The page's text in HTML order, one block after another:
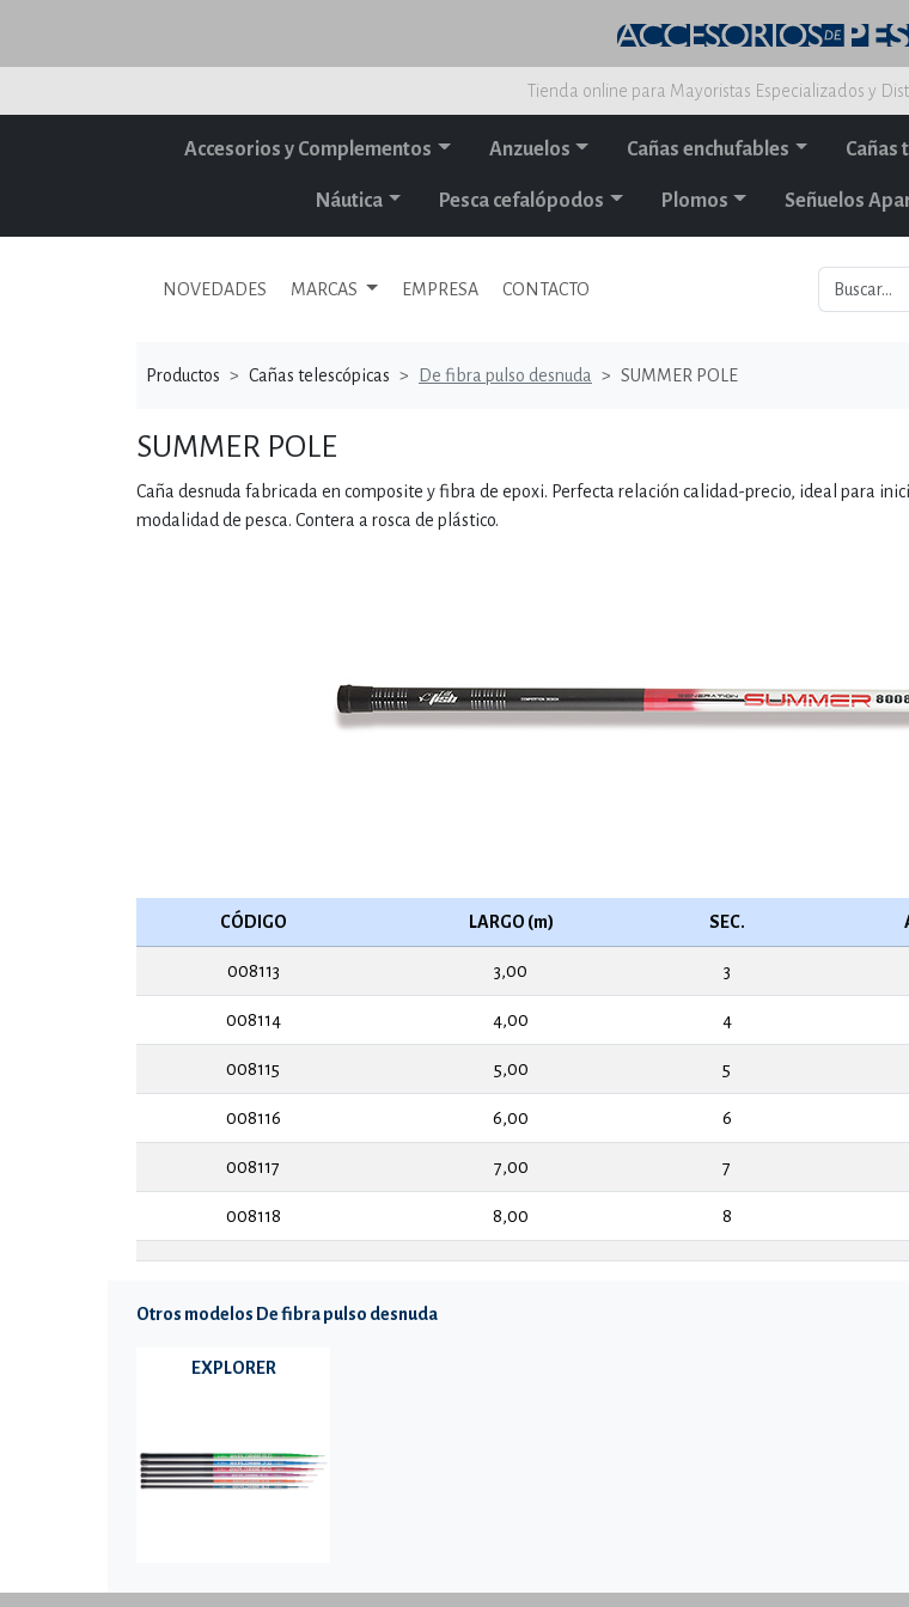
Tienda online para Mayoristas Especializados y
Accesorios y Complementos Anzuelos Cañas enchufables Cañas
Náutica Pesca cefalópodos Plomos Señuelos
NOVEDADES MARCAS EMPRESA CONTACTO
Productos Cañas telescópicas De fibra pulso desnuda SUMMER POLE
SUMMER POLE
Caña desnuda fabricada en composite y fibra de epoxi. Perfecta relación calidad-precio, ideal para
modalidad de pesca. Contera a rosca de plástico.
CÓDIGO LARGO (m) SEC.
008113 3,00 3
008114 4,00 4
008115 5,00 5
008116 6,00 6
008117 7,00 7
008118 8,00 8
Otros modelos De fibra pulso desnuda
EXPLORER